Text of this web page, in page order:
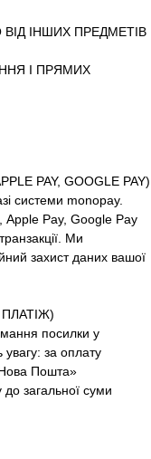
ІНШИХ ПРЕДМЕТІВ
І ПРЯМИХ
PAY, GOOGLE PAY)
системи monopay.
Apple Pay, Google Pay
Ми
захист даних вашої
посилки у
увагу: за оплату
Пошта»
до загальної суми